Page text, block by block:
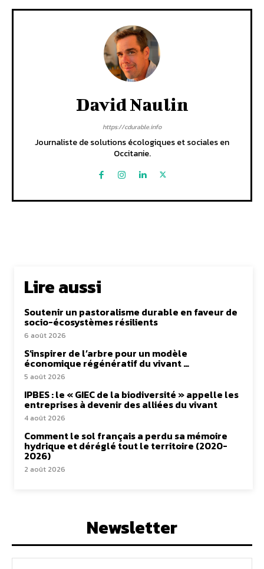
David Naulin
https://cdurable.info
Journaliste de solutions écologiques et sociales en
Occitanie.
Lire aussi
Soutenir un pastoralisme durable en faveur de
socio-écosystèmes résilients
6 août 2026
S’inspirer de l’arbre pour un modèle
économique régénératif du vivant …
5 août 2026
IPBES : le « GIEC de la biodiversité » appelle les
entreprises à devenir des alliées du vivant
4 août 2026
Comment le sol français a perdu sa mémoire
hydrique et déréglé tout le territoire (2020-
2026)
2 août 2026
Newsletter